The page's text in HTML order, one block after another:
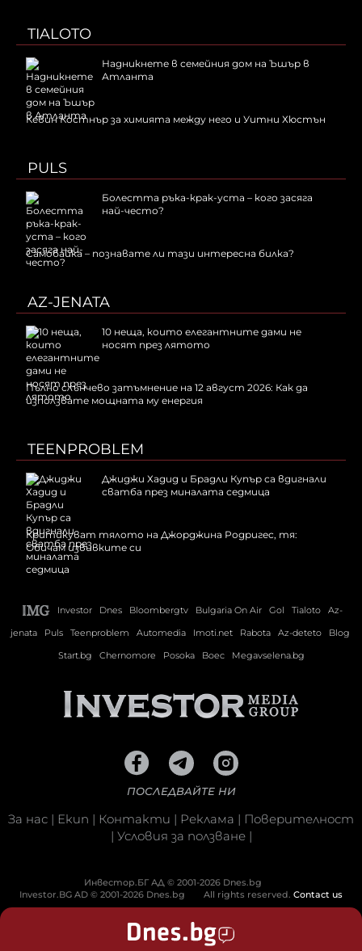
TIALOTO
Надникнете в семейния дом на Ъшър в
Атланта
Кевин Костнър за химията между него и Уитни Хюстън
PULS
Болестта ръка-крак-уста – кого засяга
най-често?
Самобайка – познавате ли тази интересна билка?
AZ-JENATA
10 неща, които елегантните дами не
носят през лятото
Пълно слънчево затъмнение на 12 август 2026: Как да
използвате мощната му енергия
TEENPROBLEM
Джиджи Хадид и Брадли Купър са вдигнали
сватба през миналата седмица
Критикуват тялото на Джорджина Родригес, тя:
Обичам извивките си
Investor Dnes Bloombergtv Bulgaria On Air Gol Tialoto
Az-
jenata
Puls Teenproblem Automedia Imoti.net Rabota Az-deteto
Blog
Start.bg
Chernomore Posoka Boec Megavselena.bg
ПОСЛЕДВАЙТЕ НИ
За нас | Екип | Контакти | Реклама | Поверителност
| Условия за ползване|
Инвестор.БГ АД © 2001-2026 Dnes.bg
Investor.BG AD © 2001-2026 Dnes.bg
All rights reserved. Contact us